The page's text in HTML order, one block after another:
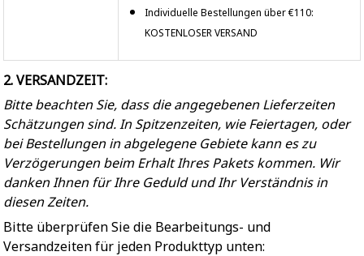
Individuelle Bestellungen über €110:
KOSTENLOSER VERSAND
2. VERSANDZEIT:
Bitte beachten Sie, dass die angegebenen Lieferzeiten
Schätzungen sind. In Spitzenzeiten, wie Feiertagen, oder
bei Bestellungen in abgelegene Gebiete kann es zu
Verzögerungen beim Erhalt Ihres Pakets kommen. Wir
danken Ihnen für Ihre Geduld und Ihr Verständnis in
diesen Zeiten.
Bitte überprüfen Sie die Bearbeitungs- und
Versandzeiten für jeden Produkttyp unten: